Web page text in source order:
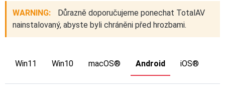
WARNING:
Důrazně doporučujeme ponechat TotalAV
nainstalovaný, abyste byli chráněni před hrozbami.
Win11 Win10 macOS® Android iOS®